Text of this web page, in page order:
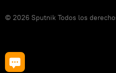
© 2026 Sputnik Todos los